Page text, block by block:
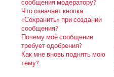
сообщения модератору?
Что означает кнопка
«Сохранить» при создании
сообщения?
Почему моё сообщение
требует одобрения?
Как мне вновь поднять мою
тему?